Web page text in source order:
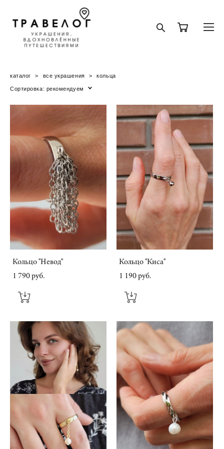
каталог > все украшения > кольца
Сортировка: рекомендуем
Кольцо "Невод"
1 790 pуб.
Кольцо "Киса"
1 190 pуб.